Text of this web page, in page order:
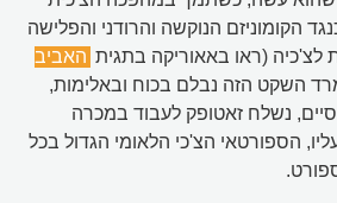
הקומוניזם הנוקשה והרודני והפלישה
לצ'כיה (ראו באאוריקה בתגית האביב
השקט הזה נבלם בכוח ובאלימות,
נשלח זאטופק לעבוד במכרה
הספורטאי הצ'כי הלאומי הגדול בכל